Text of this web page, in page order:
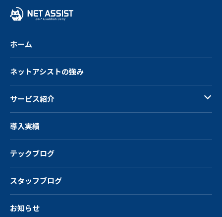
ホーム
ネットアシストの強み
サービス紹介
導入実績
テックブログ
スタッフブログ
お知らせ